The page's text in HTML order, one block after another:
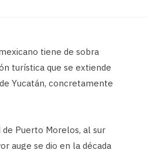
tiene de sobra
turística que se extiende
Yucatán, concretamente
Puerto Morelos, al sur
auge se dio en la década